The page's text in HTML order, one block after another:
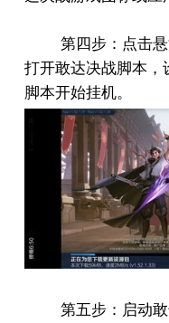
第四步：点击
打开敢达决战脚本，
脚本开始挂机。
第五步：启动